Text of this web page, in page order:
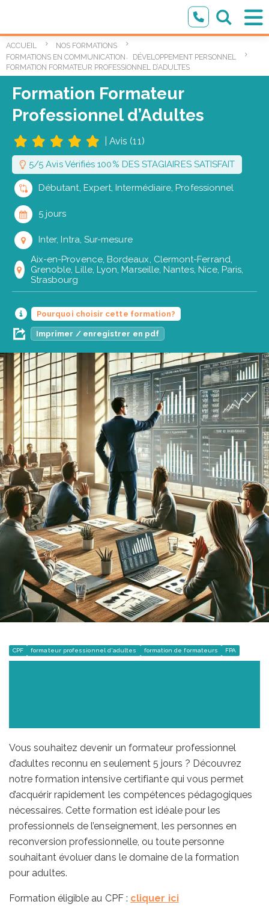
ACCUEIL
NOS FORMATIONS
FORMATIONS EN COMMUNICATION ÉCRITE ET ORALE
,
DÉVELOPPEMENT PERSONNEL
FORMATION FORMATEUR PROFESSIONNEL D’ADULTES
Formation Formateur
Professionnel d’Adultes
Avis (11)
5/5 Avis Vérifiés 100% DES STAGIAIRES SATISFAIT
Débutant, Expert, Intermédiaire, Professionnel
5 jours
Inter, Intra, Sur-mesure
Aix-en-Provence, Bordeaux, Clermont-Ferrand,
Grenoble, Lille, Lyon, Marseille, Nantes, Nice, Paris,
Strasbourg
Pourquoi choisir cette formation?
Imprimer / enregistrer en pdf
CPF formateur professionnel d'adultes formation de formateurs FPA
Vous souhaitez devenir un formateur professionnel
d’adultes reconnu en seulement 5 jours ? Découvrez
notre formation intensive certifiante qui vous permet
d’acquérir rapidement les compétences pédagogiques
nécessaires. Cette formation est idéale pour les
professionnels de l’enseignement, les personnes en
reconversion professionnelle, ou toute personne
souhaitant évoluer dans le domaine de la formation
pour adultes.
Formation éligible au CPF : cliquer ici